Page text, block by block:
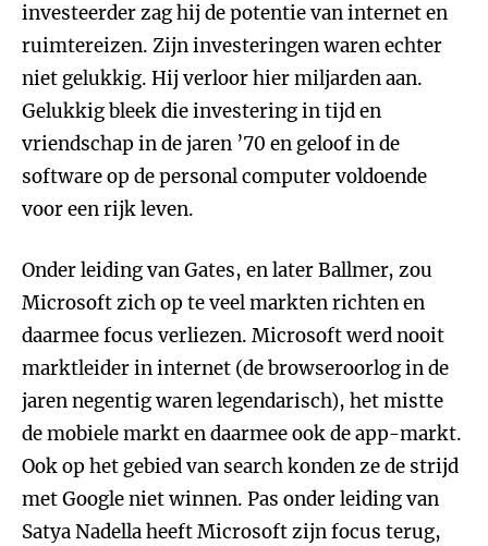
investeerder zag hij de potentie van internet en
ruimtereizen. Zijn investeringen waren echter
niet gelukkig. Hij verloor hier miljarden aan.
Gelukkig bleek die investering in tijd en
vriendschap in de jaren ’70 en geloof in de
software op de personal computer voldoende
voor een rijk leven.
Onder leiding van Gates, en later Ballmer, zou
Microsoft zich op te veel markten richten en
daarmee focus verliezen. Microsoft werd nooit
marktleider in internet (de browseroorlog in de
jaren negentig waren legendarisch), het mistte
de mobiele markt en daarmee ook de app-markt.
Ook op het gebied van search konden ze de strijd
met Google niet winnen. Pas onder leiding van
Satya Nadella heeft Microsoft zijn focus terug,